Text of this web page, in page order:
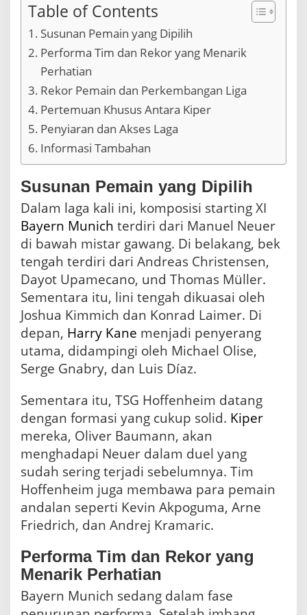
Table of Contents
Susunan Pemain yang Dipilih
Performa Tim dan Rekor yang Menarik
Perhatian
Rekor Pemain dan Perkembangan Liga
Pertemuan Khusus Antara Kiper
Penyiaran dan Akses Laga
Informasi Tambahan
Susunan Pemain yang Dipilih
Dalam laga kali ini, komposisi starting XI
Bayern Munich terdiri dari Manuel Neuer
di bawah mistar gawang. Di belakang, bek
tengah terdiri dari Andreas Christensen,
Dayot Upamecano, und Thomas Müller.
Sementara itu, lini tengah dikuasai oleh
Joshua Kimmich dan Konrad Laimer. Di
depan, Harry Kane menjadi penyerang
utama, didampingi oleh Michael Olise,
Serge Gnabry, dan Luis Díaz.
Sementara itu, TSG Hoffenheim datang
dengan formasi yang cukup solid. Kiper
mereka, Oliver Baumann, akan
menghadapi Neuer dalam duel yang
sudah sering terjadi sebelumnya. Tim
Hoffenheim juga membawa para pemain
andalan seperti Kevin Akpoguma, Arne
Friedrich, dan Andrej Kramaric.
Performa Tim dan Rekor yang
Menarik Perhatian
Bayern Munich sedang dalam fase